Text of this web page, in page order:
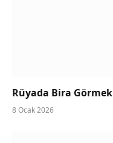
Rüyada Bira Görmek
8 Ocak 2026